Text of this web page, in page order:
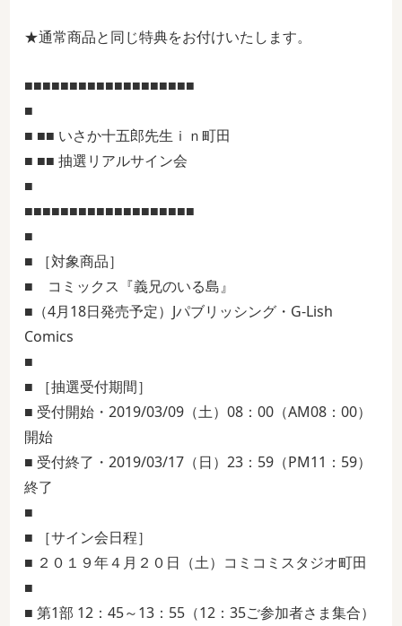
★通常商品と同じ特典をお付けいたします。
■■■■■■■■■■■■■■■■■■■
■
■ ■■ いさか十五郎先生ｉｎ町田
■ ■■ 抽選リアルサイン会
■
■■■■■■■■■■■■■■■■■■■
■
■ ［対象商品］
■ コミックス『義兄のいる島』
■（4月18日発売予定）Jパブリッシング・G-Lish
Comics
■
■ ［抽選受付期間］
■ 受付開始・2019/03/09（土）08：00（AM08：00）
開始
■ 受付終了・2019/03/17（日）23：59（PM11：59）
終了
■
■ ［サイン会日程］
■ ２０１９年４月２０日（土）コミコミスタジオ町田
■
■ 第1部 12：45～13：55（12：35ご参加者さま集合）